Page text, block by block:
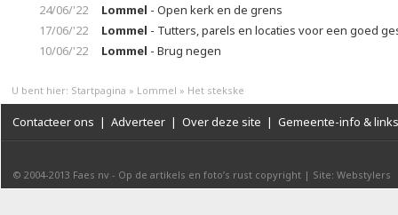
24/06/'22
Lommel - Open kerk en de grens
17/06/'22
Lommel - Tutters, parels en locaties voor een goed
10/06/'22
Lommel - Brug negen
U bent hier: Startpagina » Lommel » Het stekske
Contacteer ons | Adverteer | Over deze site | Gemeente-info & links
© 2004-2013 Faes nv - Op de artikels en foto’s rust copyright | Site: Webstylers